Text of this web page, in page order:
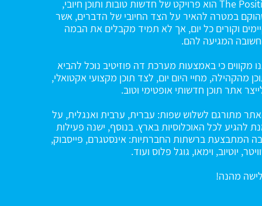
The Positiv הוא פרויקט של חדשות טובות ותוכן חיובי,
במטרה להאיר על הצד החיובי של הדברים, אשר
וקורים כל יום, אך לא תמיד מקבלים את הבמה
המגיעה להם.
מקווים כי באמצעות מערכת דה פוזיטיב נוכל להביא
מהקהילה, מחיי היום יום, לצד תוכן מקצועי אקטואלי,
אתר תוכן חדשותי אופטימי וטוב.
מתורגם לשלוש שפות: עברית, ערבית ואנגלית, על
להגיע לכל האוכלוסיות בארץ. בנוסף, ישנה פעילות
המתבצעת ברשתות החברתיות: אינסטגרם, פייסבוק,
יוטיוב, וימאו, גוגל פלוס ועוד.
מהנה!